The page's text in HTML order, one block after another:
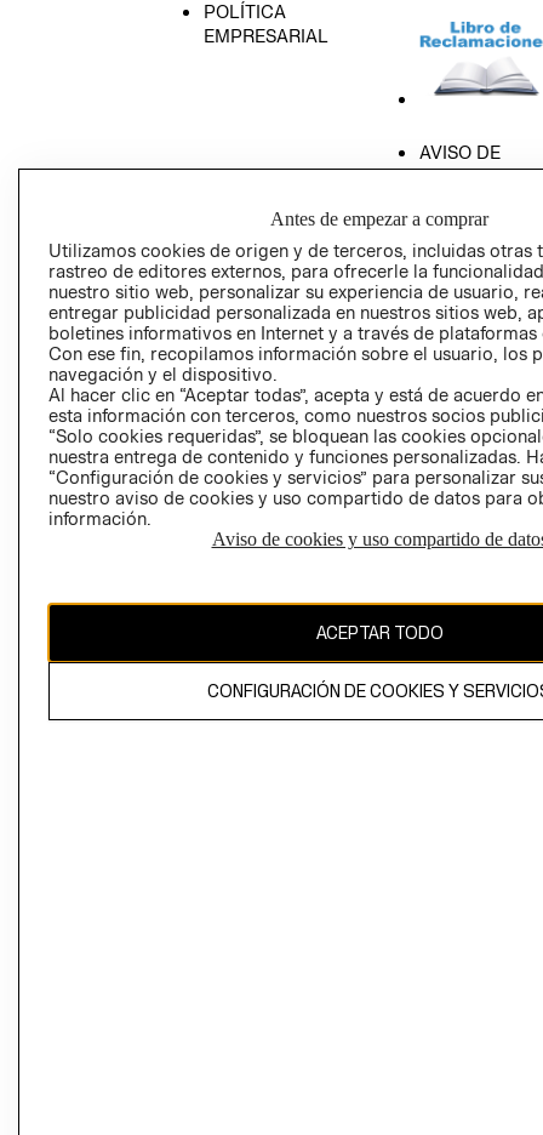
POLÍTICA
EMPRESARIAL
AVISO DE
PRIVACIDAD
AVISO DE
Perú (S/)
CAMBIAR REGIÓN
Antes de empezar a comprar
Utilizamos cookies de origen y de terceros, incluidas otras
rastreo de editores externos, para ofrecerle la
nuestro sitio web, personalizar su experiencia de usuario,
entregar publicidad personalizada en nuestros sitios web,
boletines informativos en Internet y a través de plataformas
Con ese fin, recopilamos información sobre el usuario, los
navegación y el dispositivo.
Al hacer clic en “Aceptar todas”, acepta y está de acuerdo
esta información con terceros, como nuestros socios
“Solo cookies requeridas”, se bloquean las cookies
nuestra entrega de contenido y funciones personalizadas.
“Configuración de cookies y servicios” para personalizar
nuestro aviso de cookies y uso compartido de datos para
información.
Aviso de cookies y uso compartido de
ACEPTAR TODO
CONFIGURACIÓN DE COOKIES Y